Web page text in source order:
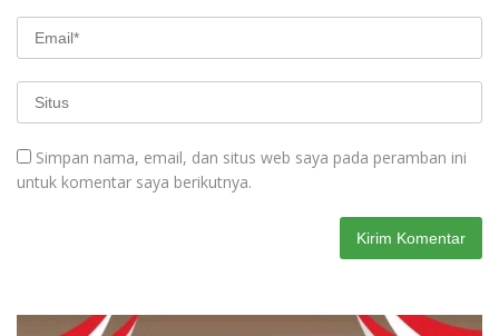
Simpan nama, email, dan situs web saya pada peramban ini
untuk komentar saya berikutnya.